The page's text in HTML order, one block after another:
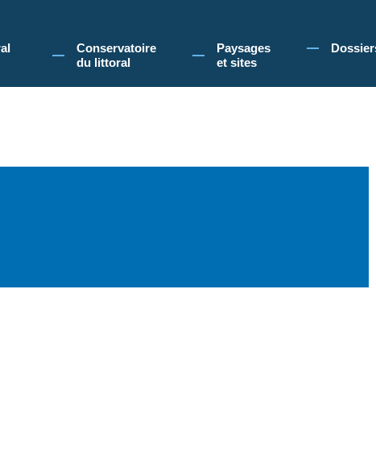
Conservatoire du littoral, vous acceptez l'utilisation de cookies pour vous
Conservatoire
du littoral
Paysages
et sites